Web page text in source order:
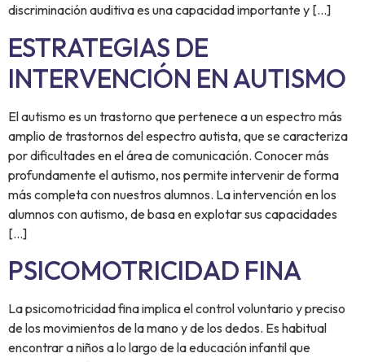
discriminación auditiva es una capacidad importante y […]
ESTRATEGIAS DE
INTERVENCIÓN EN AUTISMO
El autismo es un trastorno que pertenece a un espectro más
amplio de trastornos del espectro autista, que se caracteriza
por dificultades en el área de comunicación. Conocer más
profundamente el autismo, nos permite intervenir de forma
más completa con nuestros alumnos. La intervención en los
alumnos con autismo, de basa en explotar sus capacidades
[…]
PSICOMOTRICIDAD FINA
La psicomotricidad fina implica el control voluntario y preciso
de los movimientos de la mano y de los dedos. Es habitual
encontrar a niños a lo largo de la educación infantil que